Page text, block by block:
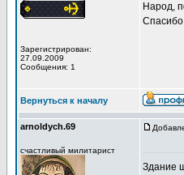
Зарегистрирован:
27.09.2009
Сообщения: 1
Народ,
Спасибо
Вернуться к началу
arnoldych.69
счастливый милитарист
Здание